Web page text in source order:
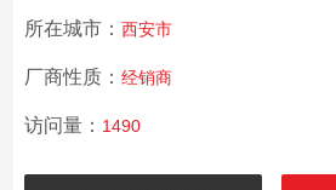
所在城市： 西安市
厂商性质： 经销商
访问量： 1490